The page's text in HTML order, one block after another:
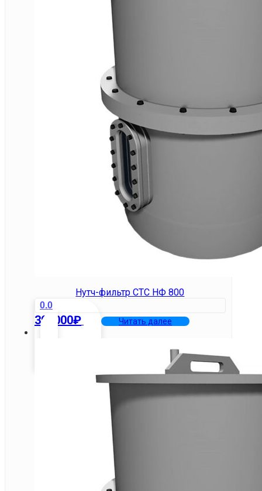
Нутч-фильтр СТС НФ 800
0.0
390000₽ Читать далее